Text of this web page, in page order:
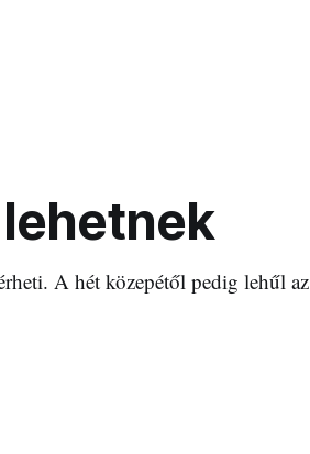
A hét közepétől pedig lehűl az